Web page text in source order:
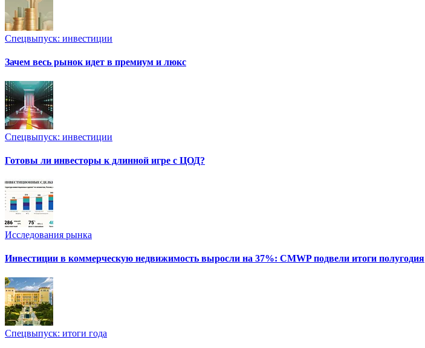
Спецвыпуск: инвестиции
Зачем весь рынок идет в премиум и люкс
Спецвыпуск: инвестиции
Готовы ли инвесторы к длинной игре с ЦОД?
Исследования рынка
Инвестиции в коммерческую недвижимость выросли на 37%: CMWP подвели итоги полугодия
Спецвыпуск: итоги года